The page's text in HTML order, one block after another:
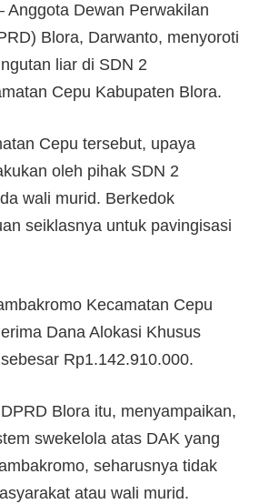
Anggota Dewan Perwakilan
Blora, Darwanto, menyoroti
liar di SDN 2
Cepu Kabupaten Blora.
Cepu tersebut, upaya
oleh pihak SDN 2
wali murid. Berkedok
seiklasnya untuk pavingisasi
Kecamatan Cepu
Dana Alokasi Khusus
Rp1.142.910.000.
Blora itu, menyampaikan,
swekelola atas DAK yang
seharusnya tidak
atau wali murid.